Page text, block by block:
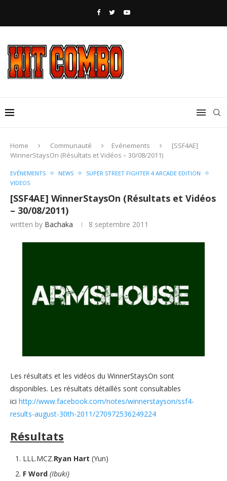
Home Communauté Evénements
[SSF4AE]
WinnerStaysOn (Résultats et Vidéos – 30/08/2011)
EVÉNEMENTS NEWS
SUPER STREET FIGHTER 4 ARCADE EDITION
VIDEOS
[SSF4AE] WinnerStaysOn (Résultats et Vidéos
– 30/08/2011)
written by Bachaka 8 septembre 2011
Les résultats et les vidéos du WinnerStaysOn sont
disponibles. Les résultats détaillés sont consultables
ici http://www.facebook.com/notes/winnerstayson/ssf4-
results-august-30th-2011/270972536249224
Résultats
LLL.MCZ.Ryan Hart (Yun)
F Word (Ibuki)